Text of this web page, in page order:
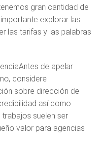
gran cantidad de
importante explorar las
las tarifas y las palabras
Antes de apelar
considere
sobre dirección de
así­ como
suelen ser
valor para agencias